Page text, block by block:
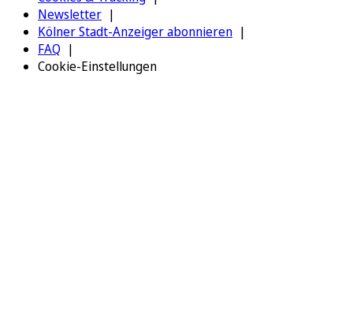
Newsletter
Kölner Stadt-Anzeiger abonnieren
FAQ
Cookie-Einstellungen